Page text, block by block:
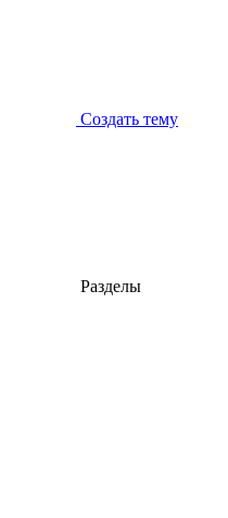
Создать тему
Разделы